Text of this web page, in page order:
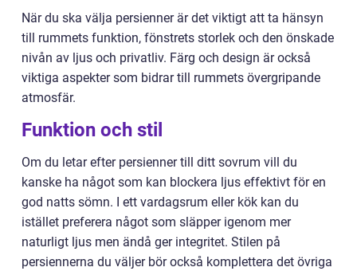
När du ska välja persienner är det viktigt att ta hänsyn
till rummets funktion, fönstrets storlek och den önskade
nivån av ljus och privatliv. Färg och design är också
viktiga aspekter som bidrar till rummets övergripande
atmosfär.
Funktion och stil
Om du letar efter persienner till ditt sovrum vill du
kanske ha något som kan blockera ljus effektivt för en
god natts sömn. I ett vardagsrum eller kök kan du
istället preferera något som släpper igenom mer
naturligt ljus men ändå ger integritet. Stilen på
persiennerna du väljer bör också komplettera det övriga